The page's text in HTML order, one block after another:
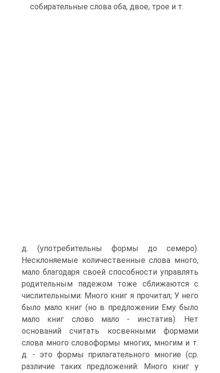
собирательные слова оба, двое, трое и т.
д. (употребительны формы до семеро).
Несклоняемые количественные слова много,
мало благодаря своей способности управлять
родительным падежом тоже сближаются с
числительными: Много книг я прочитал; У него
было мало книг (но в предложении Ему было
мало книг слово мало - инстатив). Нет
оснований считать косвенными формами
слова много словоформы многих, многим и т.
д. - это формы прилагательного многие (ср.
различие таких предложений: Много книг у